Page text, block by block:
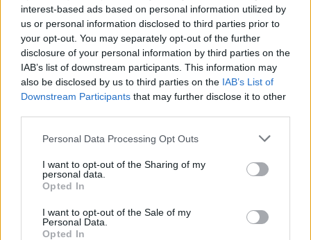
interest-based ads based on personal information utilized by
us or personal information disclosed to third parties prior to
your opt-out. You may separately opt-out of the further
disclosure of your personal information by third parties on the
IAB’s list of downstream participants. This information may
also be disclosed by us to third parties on the IAB’s List of
Downstream Participants that may further disclose it to other
Personal Data Processing Opt Outs
I want to opt-out of the Sharing of my
personal data.
Opted In
I want to opt-out of the Sale of my
Personal Data.
Opted In
Varese fa “Om”: ai Giardini Estensi il
canto che unirà oltre 30 Paesi